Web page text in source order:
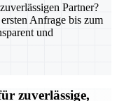
Partner?
Anfrage bis zum
und
zuverlässige,